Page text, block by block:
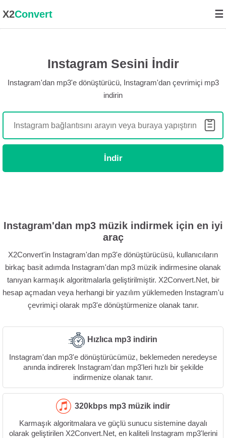
X2Convert ☰
Instagram Sesini İndir
Instagram'dan mp3'e dönüştürücü, Instagram'dan çevrimiçi mp3
indirin
İndir
Instagram'dan mp3 müzik indirmek için en iyi
araç
X2Convert'in Instagram'dan mp3'e dönüştürücüsü, kullanıcıların
birkaç basit adımda Instagram'dan mp3 müzik indirmesine olanak
tanıyan karmaşık algoritmalarla geliştirilmiştir. X2Convert.Net, bir
hesap açmadan veya herhangi bir yazılım yüklemeden Instagram'u
çevrimiçi olarak mp3'e dönüştürmenize olanak tanır.
Hızlıca mp3 indirin
Instagram'dan mp3'e dönüştürücümüz, beklemeden neredeyse
anında indirerek Instagram'dan mp3'leri hızlı bir şekilde
indirmenize olanak tanır.
320kbps mp3 müzik indir
Karmaşık algoritmalara ve güçlü sunucu sistemine dayalı
olarak geliştirilen X2Convert.Net, en kaliteli Instagram mp3'lerini